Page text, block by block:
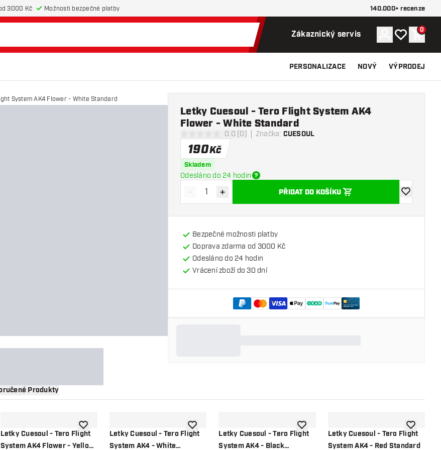
3000 Kč Možnosti bezpečné platby 140.000+ recenze
Zákaznický servis ÚčetMůj seznam
0
PERSONALIZACE NOVÝ VÝPRODEJ
System AK4 Flower - White Standard
0 hodnoticí hvězdičky
0.0 (0) Značka: CUESOUL
Letky Cuesoul - Tero Flight System AK4
Flower - White Standard
190Kč
Skladem
Odesláno do 24 hodin
Snížit množství
- Zvýšit množství
+ PŘIDAT DO KOŠÍKU
Přidat do
Bezpečné možnosti platby
Doprava zdarma od 3000 Kč
Odesláno do 24 hodin
Vrácení zboží do 30 dní
Produkty
přání
Letky Cuesoul - Tero Flight
System AK4 Flower - Yellow
Přidat do seznamu přání
Letky Cuesoul - Tero Flight
System AK4 - White
Přidat do seznamu přání
Letky Cuesoul - Tero Flight
System AK4 - Black
Přidat do seznamu přání
Letky Cuesoul - Tero Flight
System AK4 - Red Standard
Přidat do